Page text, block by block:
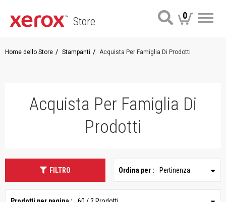
Store 0
Home dello Store Stampanti Acquista Per Famiglia Di Prodotti
Acquista Per Famiglia Di
Prodotti
FILTRO Ordina per : Pertinenza